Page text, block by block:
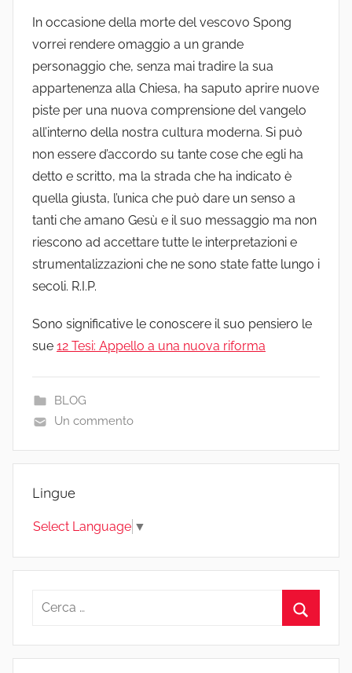
In occasione della morte del vescovo Spong
vorrei rendere omaggio a un grande
personaggio che, senza mai tradire la sua
appartenenza alla Chiesa, ha saputo aprire nuove
piste per una nuova comprensione del vangelo
all’interno della nostra cultura moderna. Si può
non essere d’accordo su tante cose che egli ha
detto e scritto, ma la strada che ha indicato è
quella giusta, l’unica che può dare un senso a
tanti che amano Gesù e il suo messaggio ma non
riescono ad accettare tutte le interpretazioni e
strumentalizzazioni che ne sono state fatte lungo i
secoli. R.I.P.
Sono significative le conoscere il suo pensiero le
sue 12 Tesi: Appello a una nuova riforma
BLOG
Un commento
Lingue
Select Language ▼
Ricerca